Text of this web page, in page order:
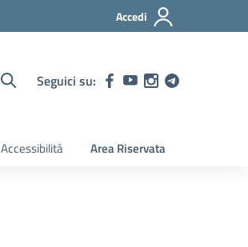
Accedi
Seguici su:
Accessibilità Area Riservata